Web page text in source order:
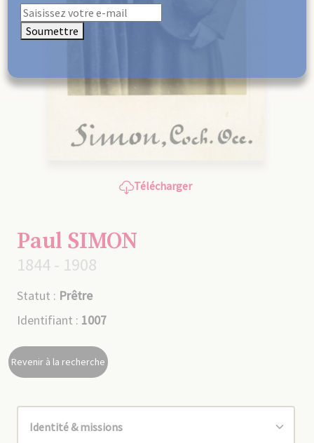
Télécharger
Paul SIMON
1844 - 1908
Statut : Prêtre
Identifiant : 1007
Revenir à la recherche
Soumettre